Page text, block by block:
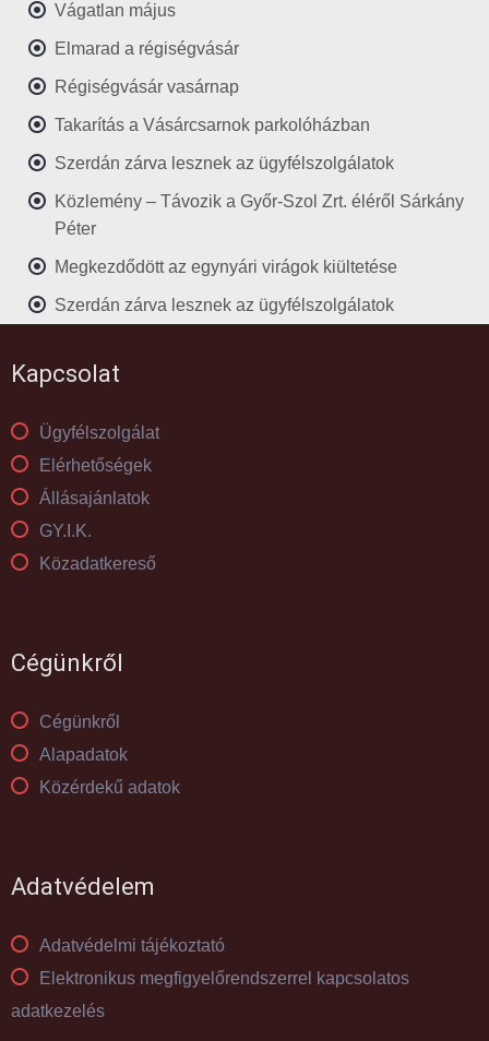
Vágatlan május
Elmarad a régiségvásár
Régiségvásár vasárnap
Takarítás a Vásárcsarnok parkolóházban
Szerdán zárva lesznek az ügyfélszolgálatok
Közlemény – Távozik a Győr-Szol Zrt. éléről Sárkány
Péter
Megkezdődött az egynyári virágok kiültetése
Szerdán zárva lesznek az ügyfélszolgálatok
Kapcsolat
Ügyfélszolgálat
Elérhetőségek
Állásajánlatok
GY.I.K.
Közadatkereső
Cégünkről
Cégünkről
Alapadatok
Közérdekű adatok
Adatvédelem
Adatvédelmi tájékoztató
Elektronikus megfigyelőrendszerrel kapcsolatos
adatkezelés